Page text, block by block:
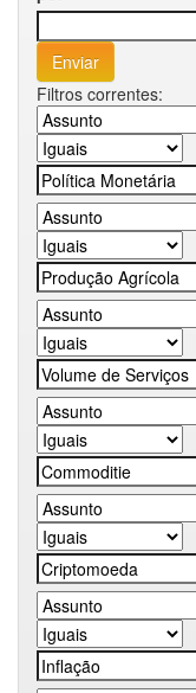
Filtros correntes: